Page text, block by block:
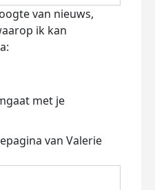
van nieuws,
ik kan
met je
van Valerie